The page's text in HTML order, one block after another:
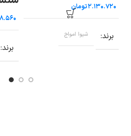
تومان
برند شیوا امواج
برند